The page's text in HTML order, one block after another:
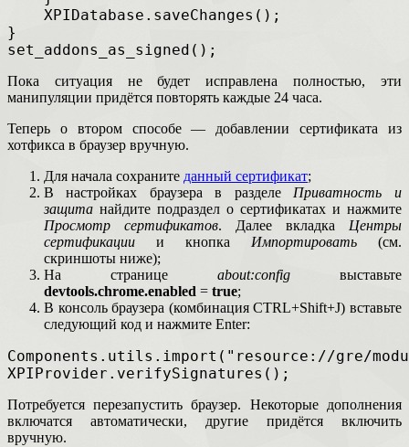
    XPIDatabase.saveChanges();
}
set_addons_as_signed();
Пока ситуация не будет исправлена полностью, эти
манипуляции придётся повторять каждые 24 часа.
Теперь о втором способе — добавлении сертификата из
хотфикса в браузер вручную.
Для начала сохраните данный сертификат;
В настройках браузера в разделе Приватность и
защита найдите подраздел о сертификатах и нажмите
Просмотр сертификатов. Далее вкладка Центры
сертификации и кнопка Импортировать (см.
скриншоты ниже);
На странице about:config выставьте
devtools.chrome.enabled = true;
В консоль браузера (комбинация CTRL+Shift+J) вставьте
следующий код и нажмите Enter:
Components.utils.import("resource://gre/
XPIProvider.verifySignatures();
Потребуется перезапустить браузер. Некоторые дополнения
включатся автоматически, другие придётся включить
вручную.